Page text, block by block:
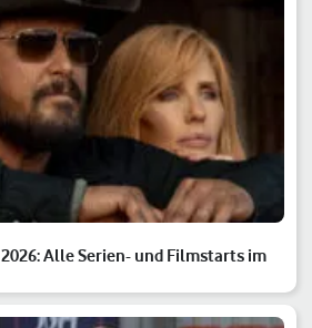
Alle Serien- und Filmstarts im